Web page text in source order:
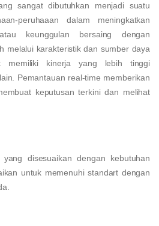
sangat dibutuhkan menjadi suatu
peruhaaan dalam meningkatkan
keunggulan bersaing dengan
melalui karakteristik dan sumber daya
memiliki kinerja yang lebih tinggi
Pemantauan real-time memberikan
keputusan terkini dan melihat
disesuaikan dengan kebutuhan
untuk memenuhi standart dengan